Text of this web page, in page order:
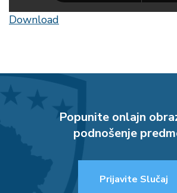
Download
Popunite onlajn
podnošenje
Prijavite Slučaj